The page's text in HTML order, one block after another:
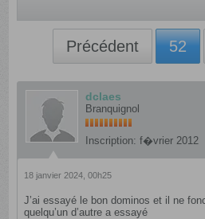
Précédent 52
dclaes
Branquignol
Inscription: f�vrier 2012
18 janvier 2024, 00h25
J’ai essayé le bon dominos et il ne
quelqu’un d’autre a essayé